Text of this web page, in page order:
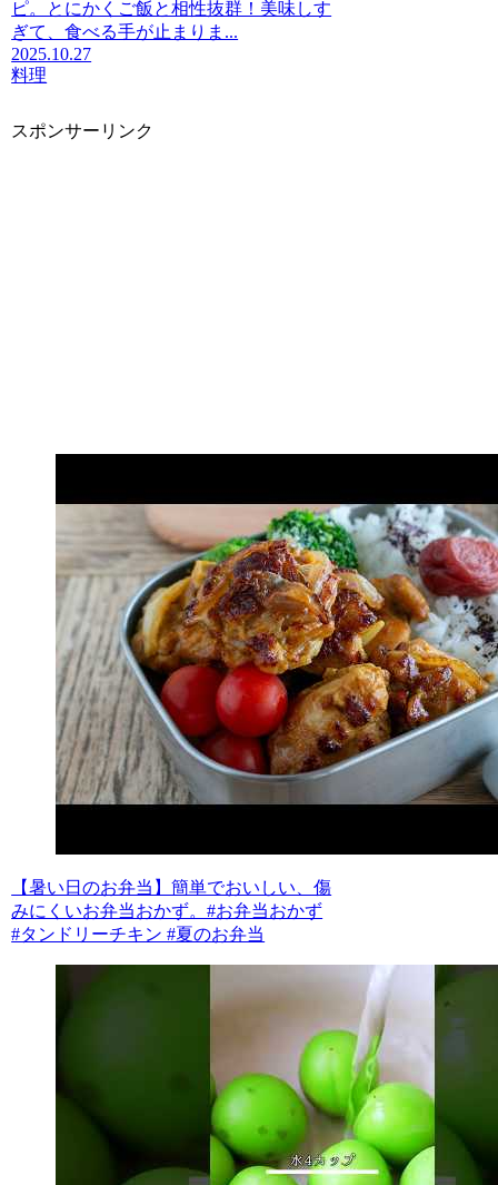
ピ。とにかくご飯と相性抜群！美味しす
ぎて、食べる手が止まりま...
2025.10.27
料理
スポンサーリンク
【暑い日のお弁当】簡単でおいしい、傷
みにくいお弁当おかず。#お弁当おかず
#タンドリーチキン #夏のお弁当